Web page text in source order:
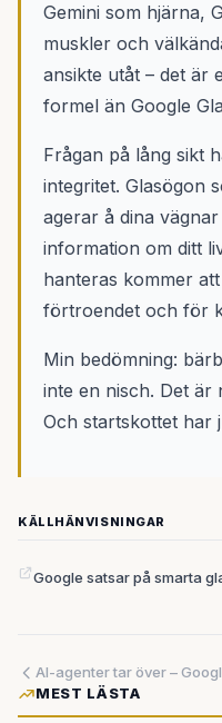
Gemini som hjärna,
muskler och
ansikte utåt – det är
formel än Google
Frågan på lång sikt
integritet. Glasögon
agerar å dina
information om ditt
hanteras kommer
förtroendet och för
Min bedömning:
inte en nisch. Det är
Och startskottet har
KÄLLHÄNVISNINGAR
Google satsar på smarta
MEST LÄSTA